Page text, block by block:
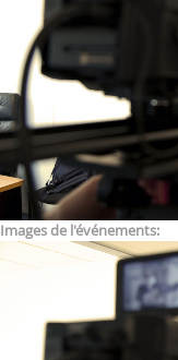
Images de l'événements: